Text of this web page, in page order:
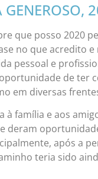
GENEROSO,
que posso 2020
no que acredito e
pessoal e
de ter
em diversas
à família e aos
deram
após a
teria sido